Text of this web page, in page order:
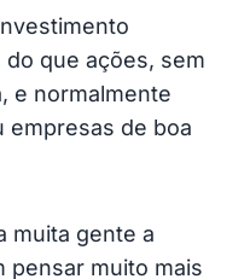
que ações, sem
e normalmente
empresas de boa
muita gente a
pensar muito mais